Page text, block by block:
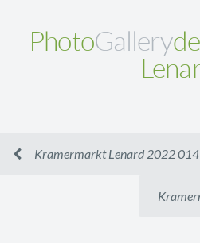
PhotoGallery
Kramermarkt Lenard 2022 014